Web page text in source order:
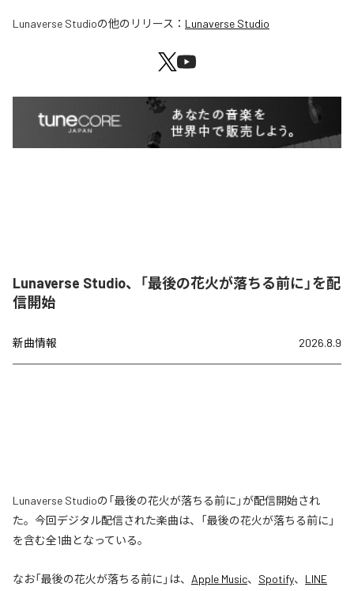
Lunaverse Studioの他のリリース： Lunaverse Studio
Lunaverse Studio、「最後の花火が落ちる前に」を配
信開始
新曲情報 2026.8.9
Lunaverse Studioの「最後の花火が落ちる前に」が配信開始され
た。今回デジタル配信された楽曲は、「最後の花火が落ちる前に」
を含む全1曲となっている。
なお「最後の花火が落ちる前に 」は、 Apple Music、 Spotify、 LINE